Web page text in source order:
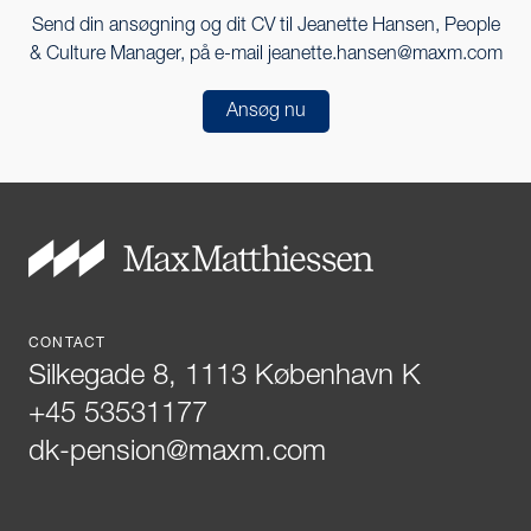
Send din ansøgning og dit CV til Jeanette Hansen, People
& Culture Manager, på e-mail jeanette.hansen@maxm.com
Ansøg nu
CONTACT
Silkegade 8, 1113 København K
+45 53531177
dk-pension@maxm.com